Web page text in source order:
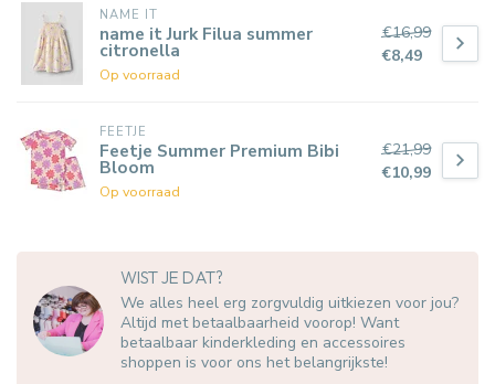
NAME IT
name it Jurk Filua summer
citronella
Op voorraad
€16,99
€8,49
FEETJE
Feetje Summer Premium Bibi
Bloom
Op voorraad
€21,99
€10,99
WIST JE DAT?
We alles heel erg zorgvuldig uitkiezen voor jou?
Altijd met betaalbaarheid voorop! Want
betaalbaar kinderkleding en accessoires
shoppen is voor ons het belangrijkste!